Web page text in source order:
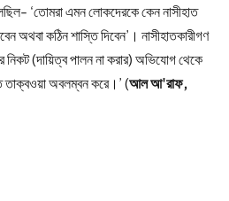
‘তোমরা এমন লোকদেরকে কেন নাসীহাত
অথবা কঠিন শাস্তি দিবেন’। নাসীহাতকারীগণ
নিকট (দায়িত্ব পালন না করার) অভিযোগ থেকে
তাক্বওয়া অবলম্বন করে।’ (আল আ'রাফ,